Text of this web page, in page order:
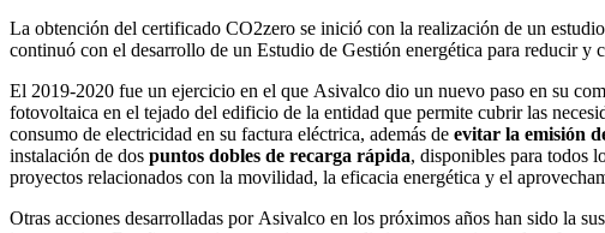
La obtención del certificado CO2zero se inició con la realización de un
continuó con el desarrollo de un Estudio de Gestión energética para reducir y
El 2019-2020 fue un ejercicio en el que Asivalco dio un nuevo paso en su
fotovoltaica en el tejado del edificio de la entidad que permite cubrir las
consumo de electricidad en su factura eléctrica, además de evitar la emisión
instalación de dos puntos dobles de recarga rápida, disponibles para todos
proyectos relacionados con la movilidad, la eficacia energética y el
Otras acciones desarrolladas por Asivalco en los próximos años han sido la